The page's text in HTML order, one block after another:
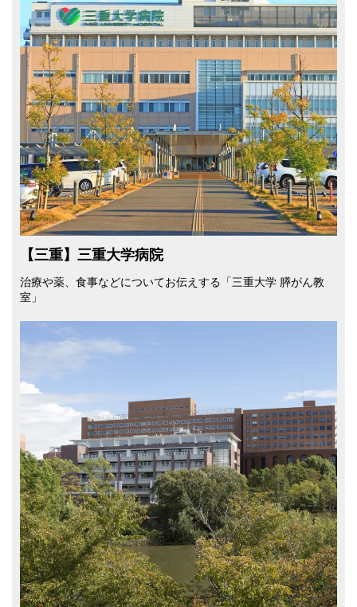
【三重】三重大学病院
治療や薬、食事などについてお伝えする「三重大学 膵がん教
室」